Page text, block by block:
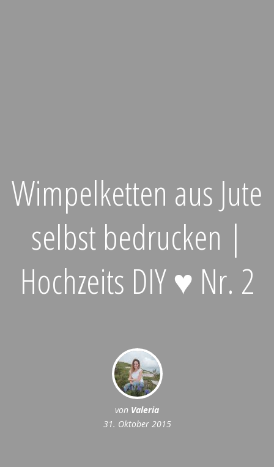
Wimpelketten aus Jute
selbst bedrucken |
Hochzeits DIY ♥ Nr. 2
von Valeria
31. Oktober 2015